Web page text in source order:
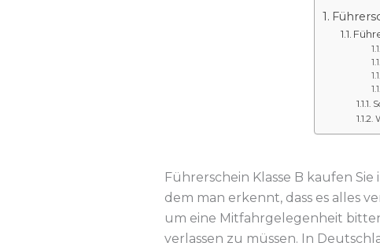
Führerschein Klasse B kaufen
dem man erkennt, dass es alles
um eine Mitfahrgelegenheit
verlassen zu müssen. In